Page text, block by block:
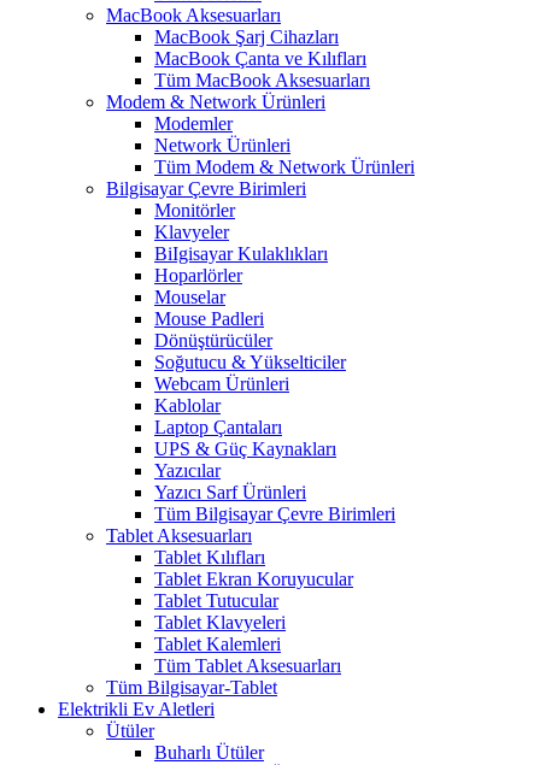
MacBook Aksesuarları
MacBook Şarj Cihazları
MacBook Çanta ve Kılıfları
Tüm MacBook Aksesuarları
Modem & Network Ürünleri
Modemler
Network Ürünleri
Tüm Modem & Network Ürünleri
Bilgisayar Çevre Birimleri
Monitörler
Klavyeler
BiIgisayar Kulaklıkları
Hoparlörler
Mouselar
Mouse Padleri
Dönüştürücüler
Soğutucu & Yükselticiler
Webcam Ürünleri
Kablolar
Laptop Çantaları
UPS & Güç Kaynakları
Yazıcılar
Yazıcı Sarf Ürünleri
Tüm Bilgisayar Çevre Birimleri
Tablet Aksesuarları
Tablet Kılıfları
Tablet Ekran Koruyucular
Tablet Tutucular
Tablet Klavyeleri
Tablet Kalemleri
Tüm Tablet Aksesuarları
Tüm Bilgisayar-Tablet
Elektrikli Ev Aletleri
Ütüler
Buharlı Ütüler